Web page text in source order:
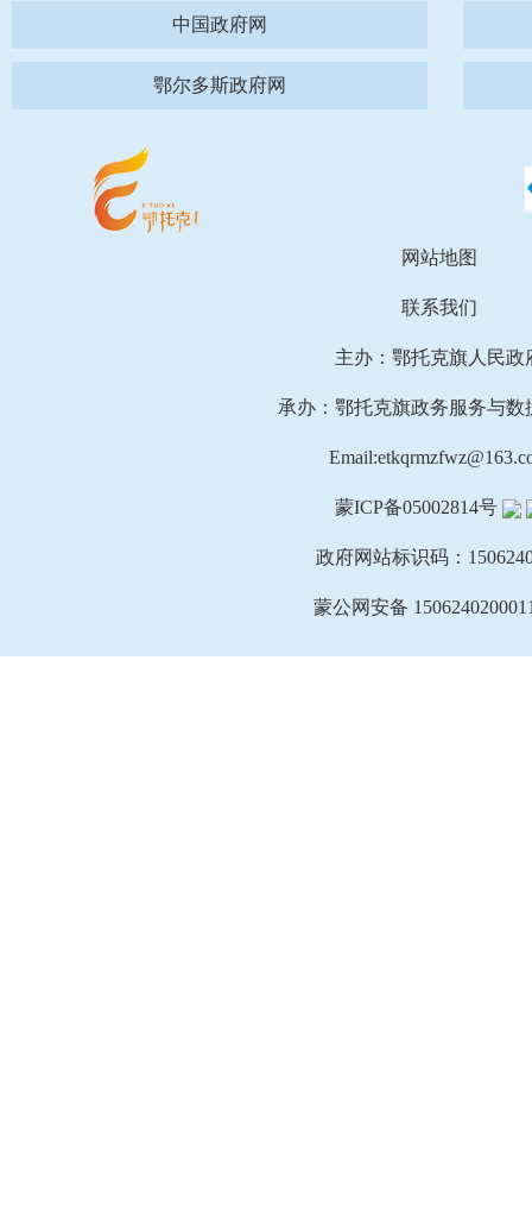
中国政府网
鄂尔多斯政府网
网站地图
联系我们
主办：鄂托克旗人民政
承办：鄂托克旗政务服务与数
蒙ICP备05002814号
政府网站标识码：
蒙公网安备